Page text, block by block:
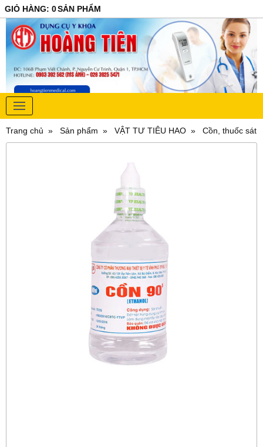
GIỎ HÀNG: 0SẢN PHẨM
Trang chủ Sản phẩm VẬT TƯ TIÊU HAO Cồn, thuốc sát